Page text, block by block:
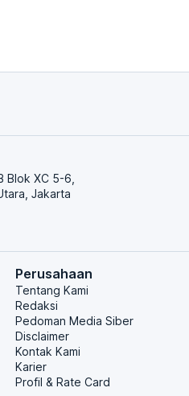
Blok XC 5-6,
Jakarta
Perusahaan
Tentang Kami
Redaksi
Pedoman Media Siber
Disclaimer
Kontak Kami
Karier
Profil & Rate Card